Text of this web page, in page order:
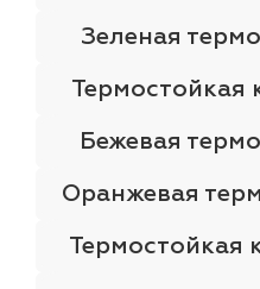
Зеленая
Термостойкая
Бежевая
Оранжевая
Термостойкая